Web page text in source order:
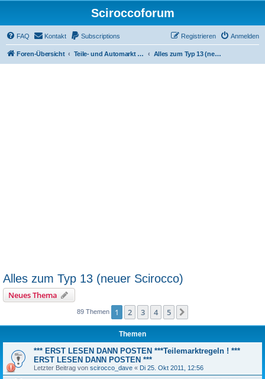
Sciroccoforum
FAQ Kontakt Subscriptions Anmelden
Registrieren
Foren-Übersicht Teile- und Automarkt (nur mit Subscription - siehe obere Leiste) Alles zum Typ 13 (neuer Scirocco)
Alles zum Typ 13 (neuer Scirocco)
Neues Thema
89 Themen 1 2 3 4 5
Themen
*** ERST LESEN DANN POSTEN ***Teilemarktregeln ! ***
ERST LESEN DANN POSTEN ***
Letzter Beitrag von scirocco_dave « Di 25. Okt 2011, 12:56